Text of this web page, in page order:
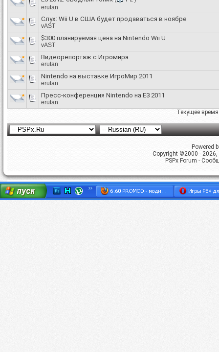
erutan
Слух: Wii U в США будет продаваться в ноябре
vAST
$300 планируемая цена на Nintendo Wii U
vAST
Видеорепортаж с Игромира
erutan
Nintendo на выставке ИгроМир 2011
erutan
Пресс-конференция Nintendo на E3 2011
erutan
Текущее
Powered
Copyright ©2000 -
PSPx Forum -